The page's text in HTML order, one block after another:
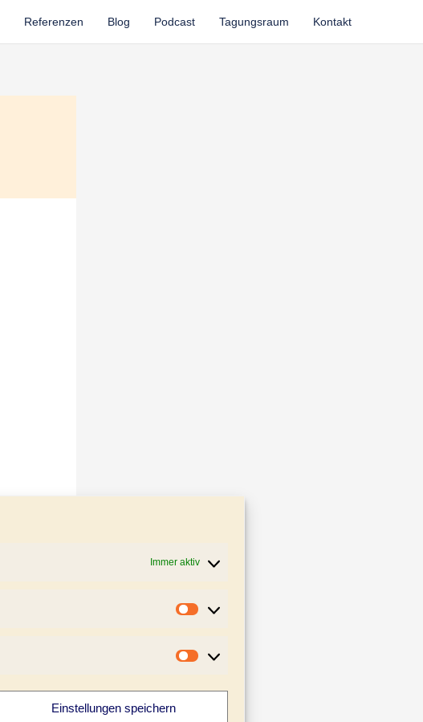
Immer aktiv
Statistiken
Marketing
Einstellungen speichern
Referenzen Blog Podcast Tagungsraum Kontakt